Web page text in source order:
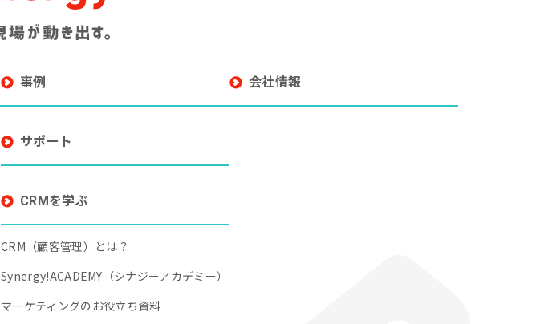
事例
サポート
CRMを学ぶ
CRM（顧客管理）とは？
Synergy!ACADEMY（シナジーアカデミー）
マーケティングのお役立ち資料
会社情報